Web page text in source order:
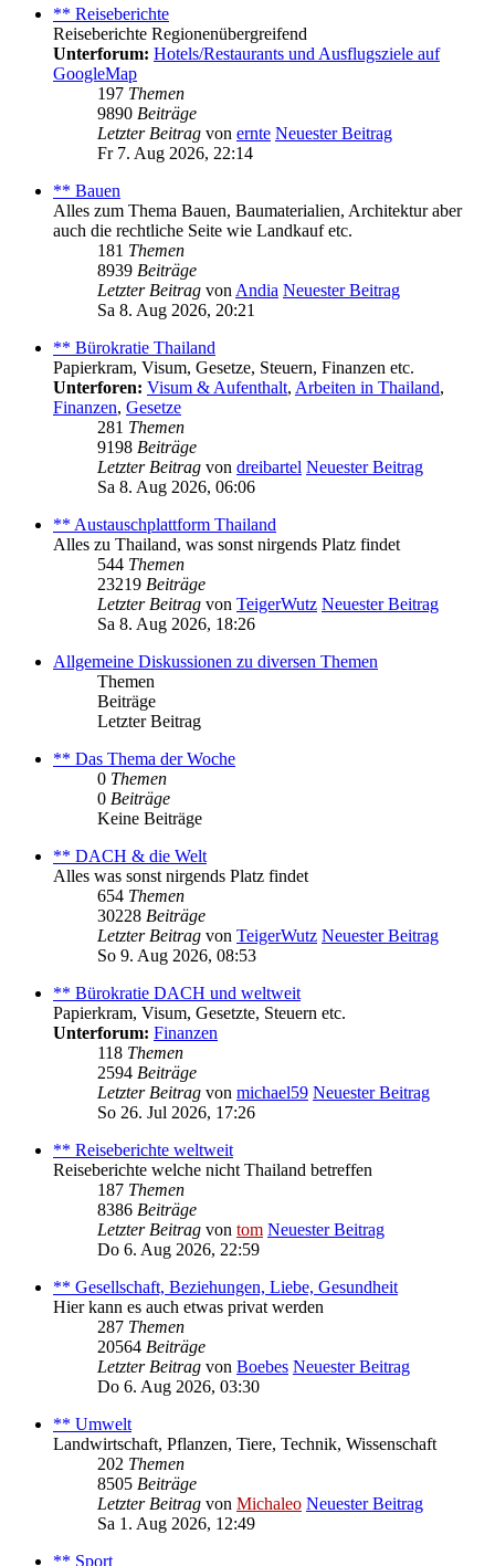
** Reiseberichte
Reiseberichte Regionenübergreifend
Unterforum: Hotels/Restaurants und Ausflugsziele auf
GoogleMap
197 Themen
9890 Beiträge
Letzter Beitrag von ernte Neuester Beitrag
Fr 7. Aug 2026, 22:14
** Bauen
Alles zum Thema Bauen, Baumaterialien, Architektur aber
auch die rechtliche Seite wie Landkauf etc.
181 Themen
8939 Beiträge
Letzter Beitrag von Andia Neuester Beitrag
Sa 8. Aug 2026, 20:21
** Bürokratie Thailand
Papierkram, Visum, Gesetze, Steuern, Finanzen etc.
Unterforen: Visum & Aufenthalt, Arbeiten in Thailand,
Finanzen, Gesetze
281 Themen
9198 Beiträge
Letzter Beitrag von dreibartel Neuester Beitrag
Sa 8. Aug 2026, 06:06
** Austauschplattform Thailand
Alles zu Thailand, was sonst nirgends Platz findet
544 Themen
23219 Beiträge
Letzter Beitrag von TeigerWutz Neuester Beitrag
Sa 8. Aug 2026, 18:26
Allgemeine Diskussionen zu diversen Themen
Themen
Beiträge
Letzter Beitrag
** Das Thema der Woche
0 Themen
0 Beiträge
Keine Beiträge
** DACH & die Welt
Alles was sonst nirgends Platz findet
654 Themen
30228 Beiträge
Letzter Beitrag von TeigerWutz Neuester Beitrag
So 9. Aug 2026, 08:53
** Bürokratie DACH und weltweit
Papierkram, Visum, Gesetzte, Steuern etc.
Unterforum: Finanzen
118 Themen
2594 Beiträge
Letzter Beitrag von michael59 Neuester Beitrag
So 26. Jul 2026, 17:26
** Reiseberichte weltweit
Reiseberichte welche nicht Thailand betreffen
187 Themen
8386 Beiträge
Letzter Beitrag von tom Neuester Beitrag
Do 6. Aug 2026, 22:59
** Gesellschaft, Beziehungen, Liebe, Gesundheit
Hier kann es auch etwas privat werden
287 Themen
20564 Beiträge
Letzter Beitrag von Boebes Neuester Beitrag
Do 6. Aug 2026, 03:30
** Umwelt
Landwirtschaft, Pflanzen, Tiere, Technik, Wissenschaft
202 Themen
8505 Beiträge
Letzter Beitrag von Michaleo Neuester Beitrag
Sa 1. Aug 2026, 12:49
** Sport